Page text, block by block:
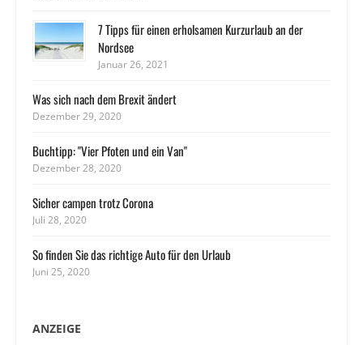
7 Tipps für einen erholsamen Kurzurlaub an der
Nordsee
Januar 26, 2021
Was sich nach dem Brexit ändert
Dezember 29, 2020
Buchtipp: "Vier Pfoten und ein Van"
Dezember 28, 2020
Sicher campen trotz Corona
Juli 28, 2020
So finden Sie das richtige Auto für den Urlaub
Juni 25, 2020
ANZEIGE